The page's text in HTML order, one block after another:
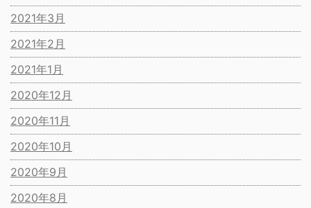
2021年3月
2021年2月
2021年1月
2020年12月
2020年11月
2020年10月
2020年9月
2020年8月